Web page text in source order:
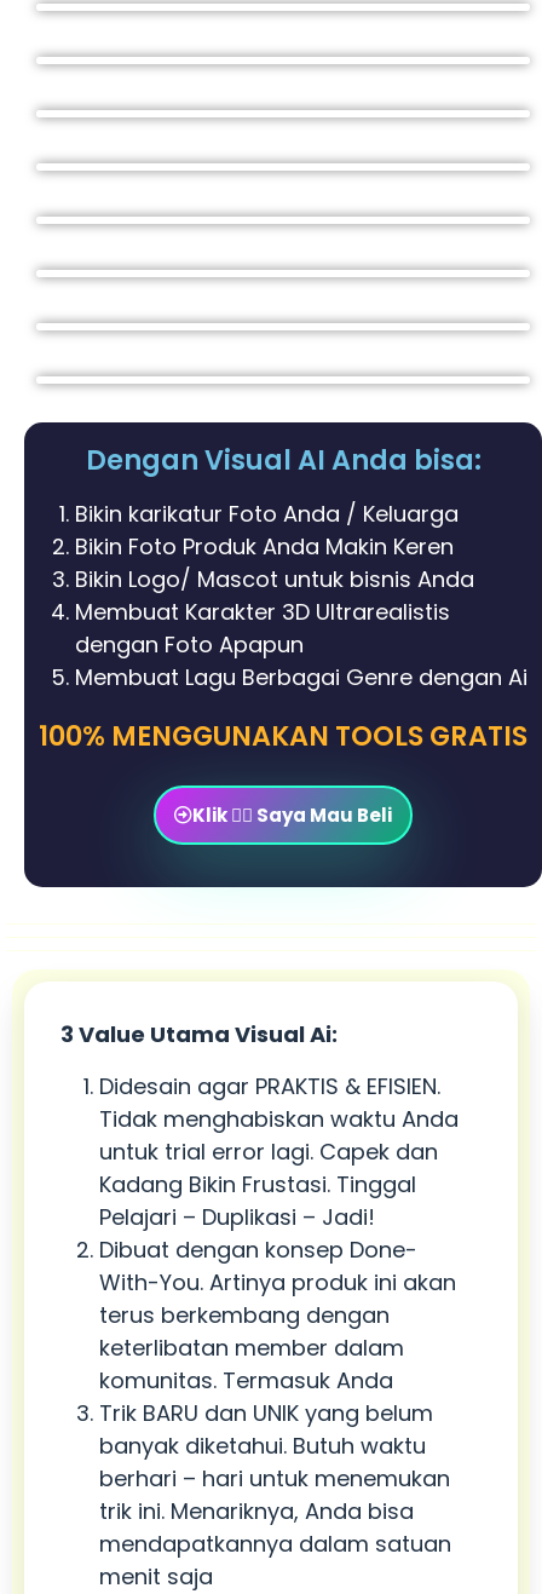
Dengan Visual AI Anda bisa:
Bikin karikatur Foto Anda / Keluarga
Bikin Foto Produk Anda Makin Keren
Bikin Logo/ Mascot untuk bisnis Anda
Membuat Karakter 3D Ultrarealistis
dengan Foto Apapun
Membuat Lagu Berbagai Genre dengan Ai
100% MENGGUNAKAN TOOLS GRATIS
Klik 👉🏻 Saya Mau Beli
3 Value Utama Visual Ai:
Didesain agar PRAKTIS & EFISIEN.
Tidak menghabiskan waktu Anda
untuk trial error lagi. Capek dan
Kadang Bikin Frustasi. Tinggal
Pelajari – Duplikasi – Jadi!
Dibuat dengan konsep Done-
With-You. Artinya produk ini akan
terus berkembang dengan
keterlibatan member dalam
komunitas. Termasuk Anda
Trik BARU dan UNIK yang belum
banyak diketahui. Butuh waktu
berhari – hari untuk menemukan
trik ini. Menariknya, Anda bisa
mendapatkannya dalam satuan
menit saja